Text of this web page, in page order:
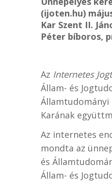
(ijoten.hu)
Kar Szent II.
Péter bíboros,
Az Internetes
Állam- és
Államtudományi
Karának
Az internetes
mondta az
és
Állam- és